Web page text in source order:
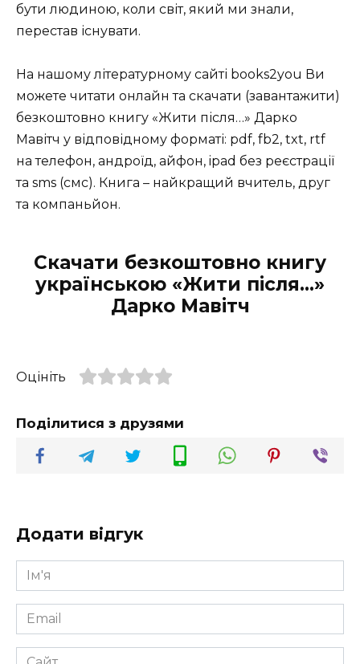
бути людиною, коли світ, який ми знали,
перестав існувати.
На нашому літературному сайті books2you Ви
можете читати онлайн та скачати (завантажити)
безкоштовно книгу «Жити після…» Дарко
Мавітч у відповідному форматі: pdf, fb2, txt, rtf
на телефон, андроїд, айфон, ipad без реєстрації
та sms (смс). Книга – найкращий вчитель, друг
та компаньйон.
Скачати безкоштовно книгу
українською «Жити після…»
Дарко Мавітч
Оцініть
Поділитися з друзями
Додати відгук
Ім'я
*
Email
*
Сайт